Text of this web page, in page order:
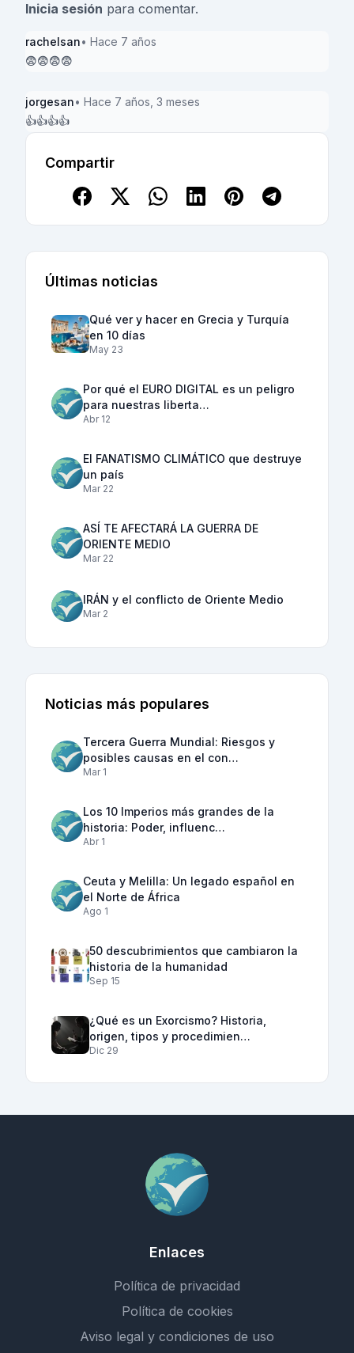
Inicia sesión para comentar.
rachelsan• Hace 7 años
😨😨😨😨
jorgesan• Hace 7 años, 3 meses
👍👍👍👍
Compartir
Últimas noticias
Qué ver y hacer en Grecia y Turquía
en 10 días
May 23
Por qué el EURO DIGITAL es un peligro
para nuestras liberta…
Abr 12
El FANATISMO CLIMÁTICO que destruye
un país
Mar 22
ASÍ TE AFECTARÁ LA GUERRA DE
ORIENTE MEDIO
Mar 22
IRÁN y el conflicto de Oriente Medio
Mar 2
Noticias más populares
Tercera Guerra Mundial: Riesgos y
posibles causas en el con…
Mar 1
Los 10 Imperios más grandes de la
historia: Poder, influenc…
Abr 1
Ceuta y Melilla: Un legado español en
el Norte de África
Ago 1
50 descubrimientos que cambiaron la
historia de la humanidad
Sep 15
¿Qué es un Exorcismo? Historia,
origen, tipos y procedimien…
Dic 29
Enlaces
Política de privacidad
Política de cookies
Aviso legal y condiciones de uso